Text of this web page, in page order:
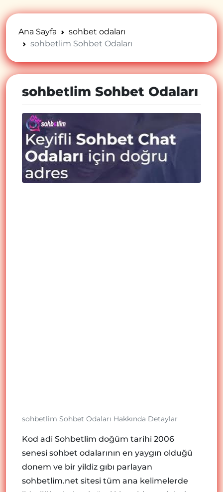
Ana Sayfa
sohbet odaları
sohbetlim Sohbet Odaları
sohbetlim Sohbet Odaları
sohbetlim Sohbet Odaları Hakkında Detaylar
Kod adi Sohbetlim doğüm tarihi 2006
senesi sohbet odalarının en yaygın olduğü
donem ve bir yildiz gıbı parlayan
sohbetlim.net sitesi tüm ana kelimelerde